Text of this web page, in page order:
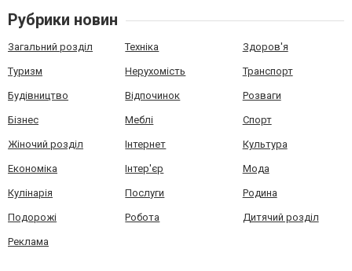
Рубрики новин
Загальний розділ Техніка Здоров'я
Туризм Нерухомість Транспорт
Будівництво Відпочинок Розваги
Бізнес Меблі Спорт
Жіночий розділ Інтернет Культура
Економіка Інтер'єр Мода
Кулінарія Послуги Родина
Подорожі Робота Дитячий розділ
Реклама